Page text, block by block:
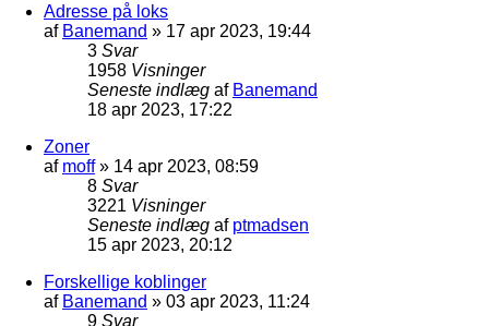
Adresse på loks
af Banemand » 17 apr 2023, 19:44
3 Svar
1958 Visninger
Seneste indlæg af Banemand
18 apr 2023, 17:22
Zoner
af moff» 14 apr 2023, 08:59
8 Svar
3221 Visninger
Seneste indlæg af ptmadsen
15 apr 2023, 20:12
Forskellige koblinger
af Banemand » 03 apr 2023, 11:24
9 Svar